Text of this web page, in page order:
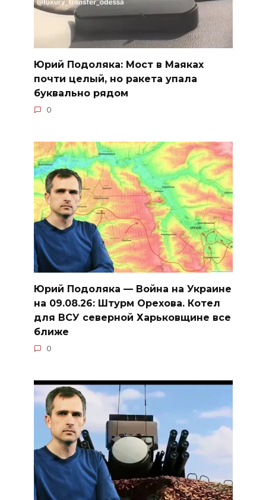
Юрий Подоляка: Мост в Маяках
почти целый, но ракета упала
буквально рядом
0
Юрий Подоляка — Война на Украине
на 09.08.26: Штурм Орехова. Котел
для ВСУ северной Харьковщине все
ближе
0